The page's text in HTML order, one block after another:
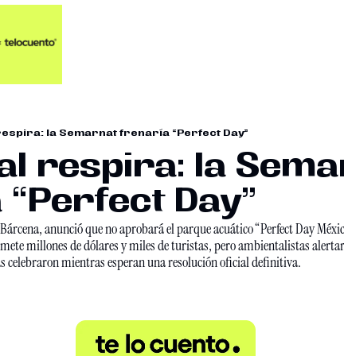
la Semarnat frenaría “Perfect Day”
respira: la
Day”
anunció que no aprobará el parque acuático “Perfect Day
millones de dólares y miles de turistas, pero ambientalistas
celebraron mientras esperan una resolución oficial definitiva.